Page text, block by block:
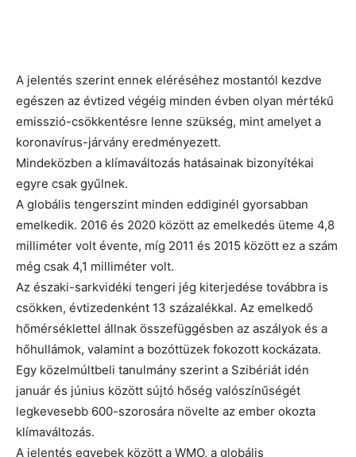
A jelentés szerint ennek eléréséhez mostantól kezdve
egészen az évtized végéig minden évben olyan mértékű
emisszió-csökkentésre lenne szükség, mint amelyet a
koronavírus-járvány eredményezett.
Mindeközben a klímaváltozás hatásainak bizonyítékai
egyre csak gyűlnek.
A globális tengerszint minden eddiginél gyorsabban
emelkedik. 2016 és 2020 között az emelkedés üteme 4,8
milliméter volt évente, míg 2011 és 2015 között ez a szám
még csak 4,1 milliméter volt.
Az északi-sarkvidéki tengeri jég kiterjedése továbbra is
csökken, évtizedenként 13 százalékkal. Az emelkedő
hőmérséklettel állnak összefüggésben az aszályok és a
hőhullámok, valamint a bozóttüzek fokozott kockázata.
Egy közelmúltbeli tanulmány szerint a Szibériát idén
január és június között sújtó hőség valószínűségét
legkevesebb 600-szorosára növelte az ember okozta
klímaváltozás.
A jelentés egyebek között a WMO, a globális